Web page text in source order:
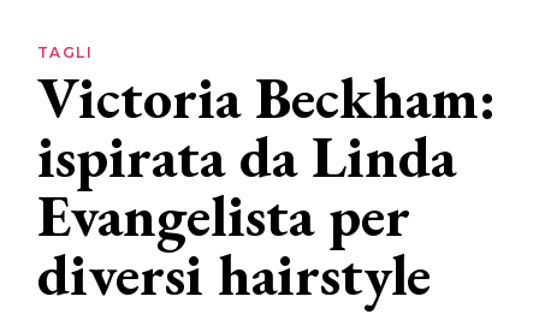
Lifestyle
News
News
TAGLI
Victoria Beckham:
ispirata da Linda
Evangelista per
diversi hairstyle